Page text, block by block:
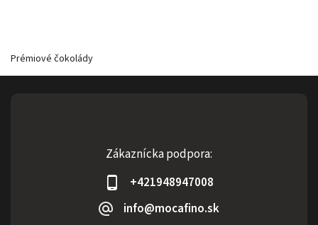
Prémiové čokolády
Zákaznícka podpora:
+421948947008
info@mocafino.sk